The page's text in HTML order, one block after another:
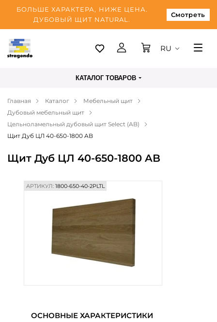
БОЛЬШЕ ХАРАКТЕРА, НИЖЕ ЦЕНА.
ДУБОВЫЙ ЩИТ NATURAL.
Смотреть
Таллинн
Оплата
О нас
Блог
Контакты
RU
КАТАЛОГ ТОВАРОВ
Главная Каталог
Мебельный щит
Дубовый мебельный щит
Цельноламельный дубовый щит Select (AB)
Щит Дуб ЦЛ 40-650-1800 AB
Щит Дуб ЦЛ 40-650-1800 AB
АРТИКУЛ:1800-650-40-2PLTL
ОСНОВНЫЕ ХАРАКТЕРИСТИКИ